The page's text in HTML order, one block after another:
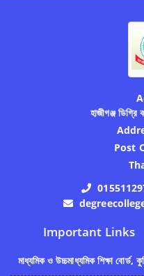
হাজীগঞ্জ
Post
Important Links
মাধ্যমিক ও উচ্চমাধ্যমিক শিক্ষা বোর্ড,